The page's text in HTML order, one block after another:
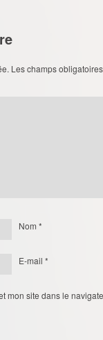
Les champs
Nom *
E-mail *
mon site dans le